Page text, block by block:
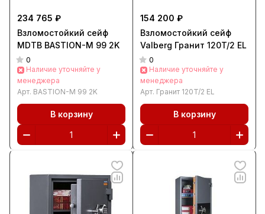
234 765 ₽
Взломостойкий сейф
MDTB BASTION-M 99 2K
0
Наличие уточняйте у
менеджера
Арт. BASTION-M 99 2K
В корзину
154 200 ₽
Взломостойкий сейф
Valberg Гранит 120T/2 EL
0
Наличие уточняйте у
менеджера
Арт. Гранит 120T/2 EL
В корзину